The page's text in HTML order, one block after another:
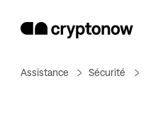
Assistance Sécurité